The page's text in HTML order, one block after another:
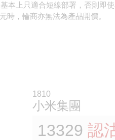
本上只適合短線部署，否則即
時，輪商亦無法為產品開價。
1810
小米集團
13329 認